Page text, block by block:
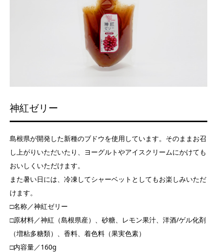
神紅ゼリー
島根県が開発した新種のブドウを使用しています。そのままお召
し上がりいただいたり、ヨーグルトやアイスクリームにかけても
おいしくいただけます。
また暑い日には、冷凍してシャーベットとしてもお楽しみいただ
けます。
□名称／神紅ゼリー
□原材料／神紅（島根県産）、砂糖、レモン果汁、洋酒/ゲル化剤
（増粘多糖類）、香料、着色料（果実色素）
□内容量／160g